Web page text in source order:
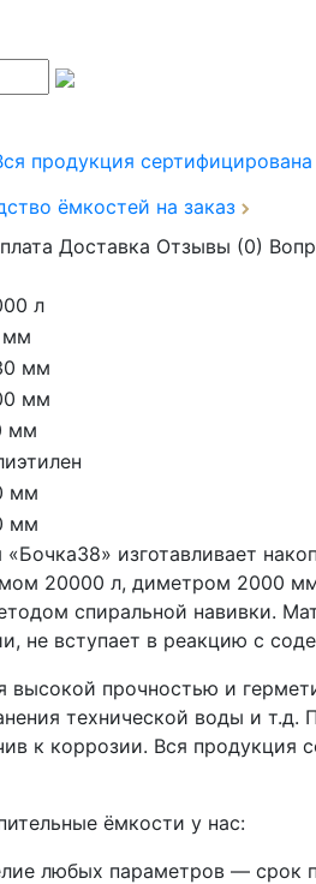
продукция
ёмкостей на заказ
Доставка Отзывы (0)
л
мм
мм
мм
мм
мм
мм
изготавливает
20000 л, диметром 2000
спиральной навивки.
не вступает в реакцию с
высокой прочностью и
технической воды и т.д.
к коррозии. Вся продукция
ёмкости у нас:
любых параметров — срок